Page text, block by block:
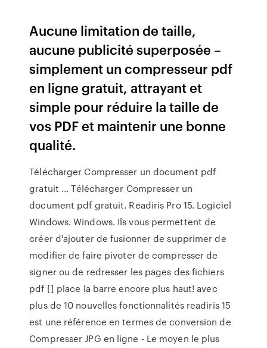
Aucune limitation de taille,
aucune publicité superposée –
simplement un compresseur pdf
en ligne gratuit, attrayant et
simple pour réduire la taille de
vos PDF et maintenir une bonne
qualité.
Télécharger Compresser un document pdf
gratuit ... Télécharger Compresser un
document pdf gratuit. Readiris Pro 15. Logiciel
Windows. Windows. Ils vous permettent de
créer d'ajouter de fusionner de supprimer de
modifier de faire pivoter de compresser de
signer ou de redresser les pages des fichiers
pdf [] place la barre encore plus haut! avec
plus de 10 nouvelles fonctionnalités readiris 15
est une référence en termes de conversion de
Compresser JPG en ligne - Le moyen le plus